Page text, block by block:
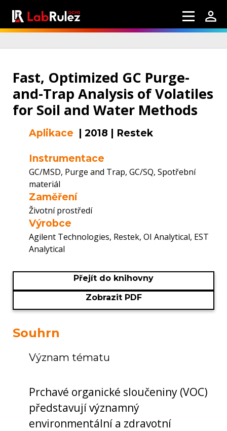
Fast, Optimized GC Purge-
and-Trap Analysis of Volatiles
for Soil and Water Methods
Aplikace | 2018 | Restek
Instrumentace
GC/MSD, Purge and Trap, GC/SQ, Spotřební
materiál
Zaměření
Životní prostředí
Výrobce
Agilent Technologies, Restek, OI Analytical, EST
Analytical
Přejít do knihovny
Zobrazit PDF
Souhrn
Význam tématu
Prchavé organické sloučeniny (VOC)
představují významný
environmentální a zdravotní